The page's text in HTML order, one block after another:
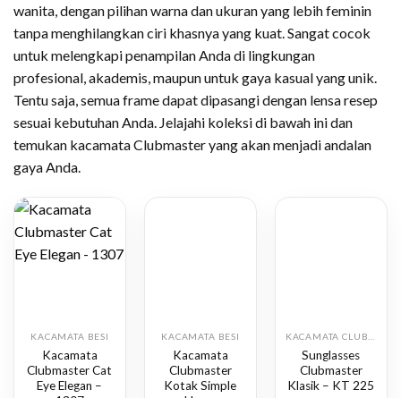
wanita, dengan pilihan warna dan ukuran yang lebih feminin
tanpa menghilangkan ciri khasnya yang kuat. Sangat cocok
untuk melengkapi penampilan Anda di lingkungan
profesional, akademis, maupun untuk gaya kasual yang unik.
Tentu saja, semua frame dapat dipasangi dengan lensa resep
sesuai kebutuhan Anda. Jelajahi koleksi di bawah ini dan
temukan kacamata Clubmaster yang akan menjadi andalan
gaya Anda.
KACAMATA BESI
Kacamata
Clubmaster Cat
Eye Elegan –
KACAMATA BESI
Kacamata
Clubmaster
Kotak Simple
Sunglasses
Clubmaster
Klasik – KT 225